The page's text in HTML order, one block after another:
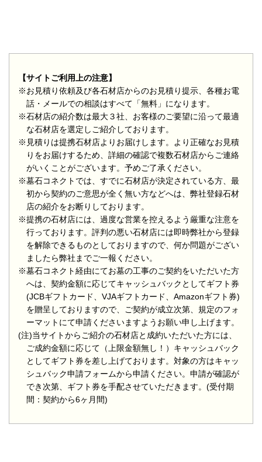
【サイトご利用上の注意】
※お見積り依頼及び各石材店からのお見積り提示、各種お電
話・メールでの相談はすべて「無料」になります。
※石材店の紹介数は最大３社、お客様のご要望に沿って最適
な石材店を選定しご紹介しております。
※見積りは提携石材店よりお届けします。より正確なお見積
りをお届けするため、詳細の確認で複数石材店からご連絡
がいくことがございます。予めご了承ください。
※墓石コネクトでは、すでに石材店が決定されている方、最
初から契約のご意思が全く無い方などへは、弊社登録石材
店の紹介をお断りしております。
※提携の石材店には、過度な営業を控えるよう厳重な注意を
行っております。評判の悪い石材店には即時弊社から登録
を解除できるものとしておりますので、何か問題がござい
ましたら弊社までご一報ください。
※墓石コネクト経由にてお墓の工事のご契約をいただいた方
へは、契約金額に応じてキャッシュバックとしてギフト券
(JCBギフトカード、VJAギフトカード、Amazonギフト券)
を贈呈しておりますので、ご契約が成立次第、規定のフォ
ーマットにて申請くださいますようお願い申し上げます。
(注)当サイトからご紹介の石材店と成約いただいた方には、
ご成約金額に応じて（上限金額無し！）キャッシュバック
としてギフト券を差し上げております。対象の方はキャッ
シュバック申請フォームから申請ください。申請が確認が
でき次第、ギフト券を手配させていただきます。(受付期
間：契約から6ヶ月間)